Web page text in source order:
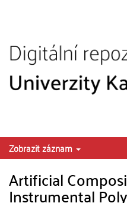
Zobrazit záznam
Artificial
Instrumental